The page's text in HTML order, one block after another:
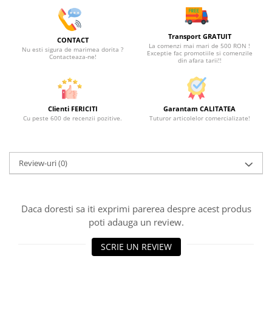
CONTACT
Nu esti sigura de marimea dorita ?
Contacteaza-ne!
Transport GRATUIT
La comenzi mai mari de 500 RON !
Exceptie fac promotiile si comenzile
din afara tarii!!
Clienti FERICITI
Cu peste 600 de recenzii pozitive.
Garantam CALITATEA
Tuturor articolelor comercializate!
Review-uri(0)
Daca doresti sa iti exprimi parerea despre acest produs
poti adauga un review.
SCRIE UN REVIEW